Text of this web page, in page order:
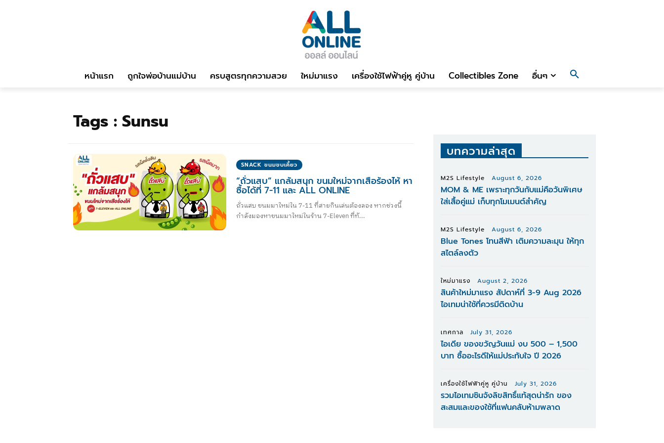
หน้าแรก ถูกใจพ่อบ้านแม่บ้าน ครบสูตรทุกความสวย ใหม่มาแรง เครื่องใช้ไฟฟ้าคู่หู คู่บ้าน Collectibles Zone อื่นๆ
Tags : Sunsu
SNACK ขนมขบเคี้ยว
“ถั่วแสบ” แกล้มสนุก ขนมใหม่จากเสือร้องไห้ หา
ซื้อได้ที่ 7-11 และ ALL ONLINE
ถั่วแสบ ขนมมาใหม่ใน 7-11 ที่สายกินเล่นต้องลอง หากช่วงนี้
กำลังมองหาขนมมาใหม่ในร้าน 7-Eleven ที่ทั...
บทความล่าสุด
M2S Lifestyle August 6, 2026
MOM & ME เพราะทุกวันกับแม่คือวันพิเศษ
ใส่เสื้อคู่แม่ เก็บทุกโมเมนต์สำคัญ
M2S Lifestyle August 6, 2026
Blue Tones โทนสีฟ้า เติมความละมุน ให้ทุก
สไตล์ลงตัว
ใหม่มาแรง August 2, 2026
สินค้าใหม่มาแรง สัปดาห์ที่ 3-9 Aug 2026
ไอเทมน่าใช้ที่ควรมีติดบ้าน
เทศกาล July 31, 2026
ไอเดีย ของขวัญวันแม่ งบ 500 – 1,500
บาท ซื้ออะไรดีให้แม่ประทับใจ ปี 2026
เครื่องใช้ไฟฟ้าคู่หู คู่บ้าน July 31, 2026
รวมไอเทมชินจังลิขสิทธิ์แท้สุดน่ารัก ของ
สะสมและของใช้ที่แฟนคลับห้ามพลาด